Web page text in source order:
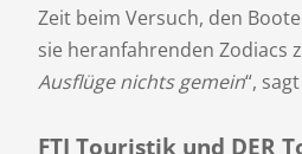
Zeit beim Versuch, den
sie heranfahrenden Zodiacs
Ausflüge nichts gemein“,
FTI Touristik und DER